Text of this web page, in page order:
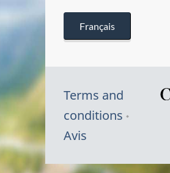
Français
Terms and
conditions
Avis